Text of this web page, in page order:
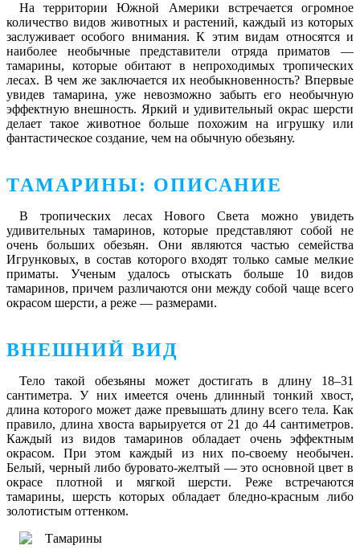
На территории Южной Америки встречается огромное
количество видов животных и растений, каждый из которых
заслуживает особого внимания. К этим видам относятся и
наиболее необычные представители отряда приматов —
тамарины, которые обитают в непроходимых тропических
лесах. В чем же заключается их необыкновенность? Впервые
увидев тамарина, уже невозможно забыть его необычную
эффектную внешность. Яркий и удивительный окрас шерсти
делает такое животное больше похожим на игрушку или
фантастическое создание, чем на обычную обезьяну.
ТАМАРИНЫ: ОПИСАНИЕ
В тропических лесах Нового Света можно увидеть
удивительных тамаринов, которые представляют собой не
очень больших обезьян. Они являются частью семейства
Игрунковых, в состав которого входят только самые мелкие
приматы. Ученым удалось отыскать больше 10 видов
тамаринов, причем различаются они между собой чаще всего
окрасом шерсти, а реже — размерами.
ВНЕШНИЙ ВИД
Тело такой обезьяны может достигать в длину 18–31
сантиметра. У них имеется очень длинный тонкий хвост,
длина которого может даже превышать длину всего тела. Как
правило, длина хвоста варьируется от 21 до 44 сантиметров.
Каждый из видов тамаринов обладает очень эффектным
окрасом. При этом каждый из них по-своему необычен.
Белый, черный либо буровато-желтый — это основной цвет в
окрасе плотной и мягкой шерсти. Реже встречаются
тамарины, шерсть которых обладает бледно-красным либо
золотистым оттенком.